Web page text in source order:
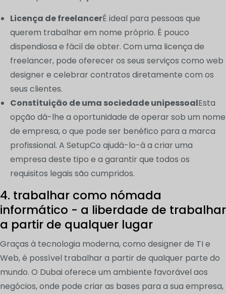
Licença de freelancerÉ ideal para pessoas que
querem trabalhar em nome próprio. É pouco
dispendiosa e fácil de obter. Com uma licença de
freelancer, pode oferecer os seus serviços como web
designer e celebrar contratos diretamente com os
seus clientes.
Constituição de uma sociedade unipessoalEsta
opção dá-lhe a oportunidade de operar sob um nome
de empresa, o que pode ser benéfico para a marca
profissional. A SetupCo ajudá-lo-á a criar uma
empresa deste tipo e a garantir que todos os
requisitos legais são cumpridos.
4. trabalhar como nómada
informático - a liberdade de trabalhar
a partir de qualquer lugar
Graças à tecnologia moderna, como designer de TI e
Web, é possível trabalhar a partir de qualquer parte do
mundo. O Dubai oferece um ambiente favorável aos
negócios, onde pode criar as bases para a sua empresa,